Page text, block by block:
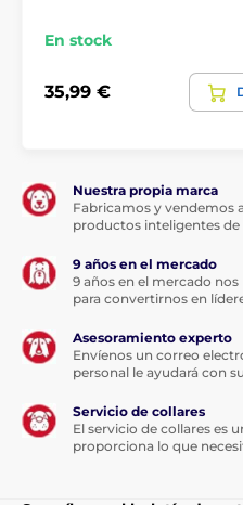
En stock
35,99 €
Nuestra propia marca
Fabricamos y vendemos
productos inteligentes
9 años en el mercado
9 años en el mercado
para convertirnos en
Asesoramiento experto
Envíenos un correo
personal le ayudará con
Servicio de collares
El servicio de collares es
proporciona lo que